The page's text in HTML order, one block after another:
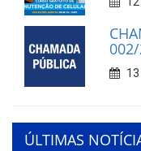
ÚLTIMAS